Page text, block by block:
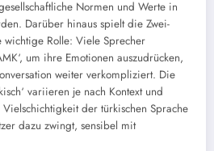
Normen und Werte in
Darüber hinaus spielt die Zwei-
Rolle: Viele Sprecher
um ihre Emotionen auszudrücken,
weiter verkompliziert. Die
variieren je nach Kontext und
der türkischen Sprache
dazu zwingt, sensibel mit